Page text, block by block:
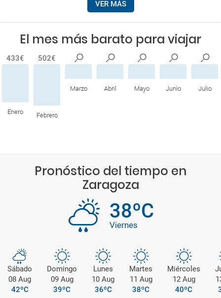
VER MÁS
El mes más barato para viajar
433€
Enero
502€
Febrero
Marzo Abril Mayo Junio Julio
Pronóstico del tiempo en
Zaragoza
38ºC
Viernes
Sábado
08 Aug
42ºC
Domingo
09 Aug
39ºC
Lunes
10 Aug
36ºC
Martes
11 Aug
38ºC
Miércoles
12 Aug
40ºC